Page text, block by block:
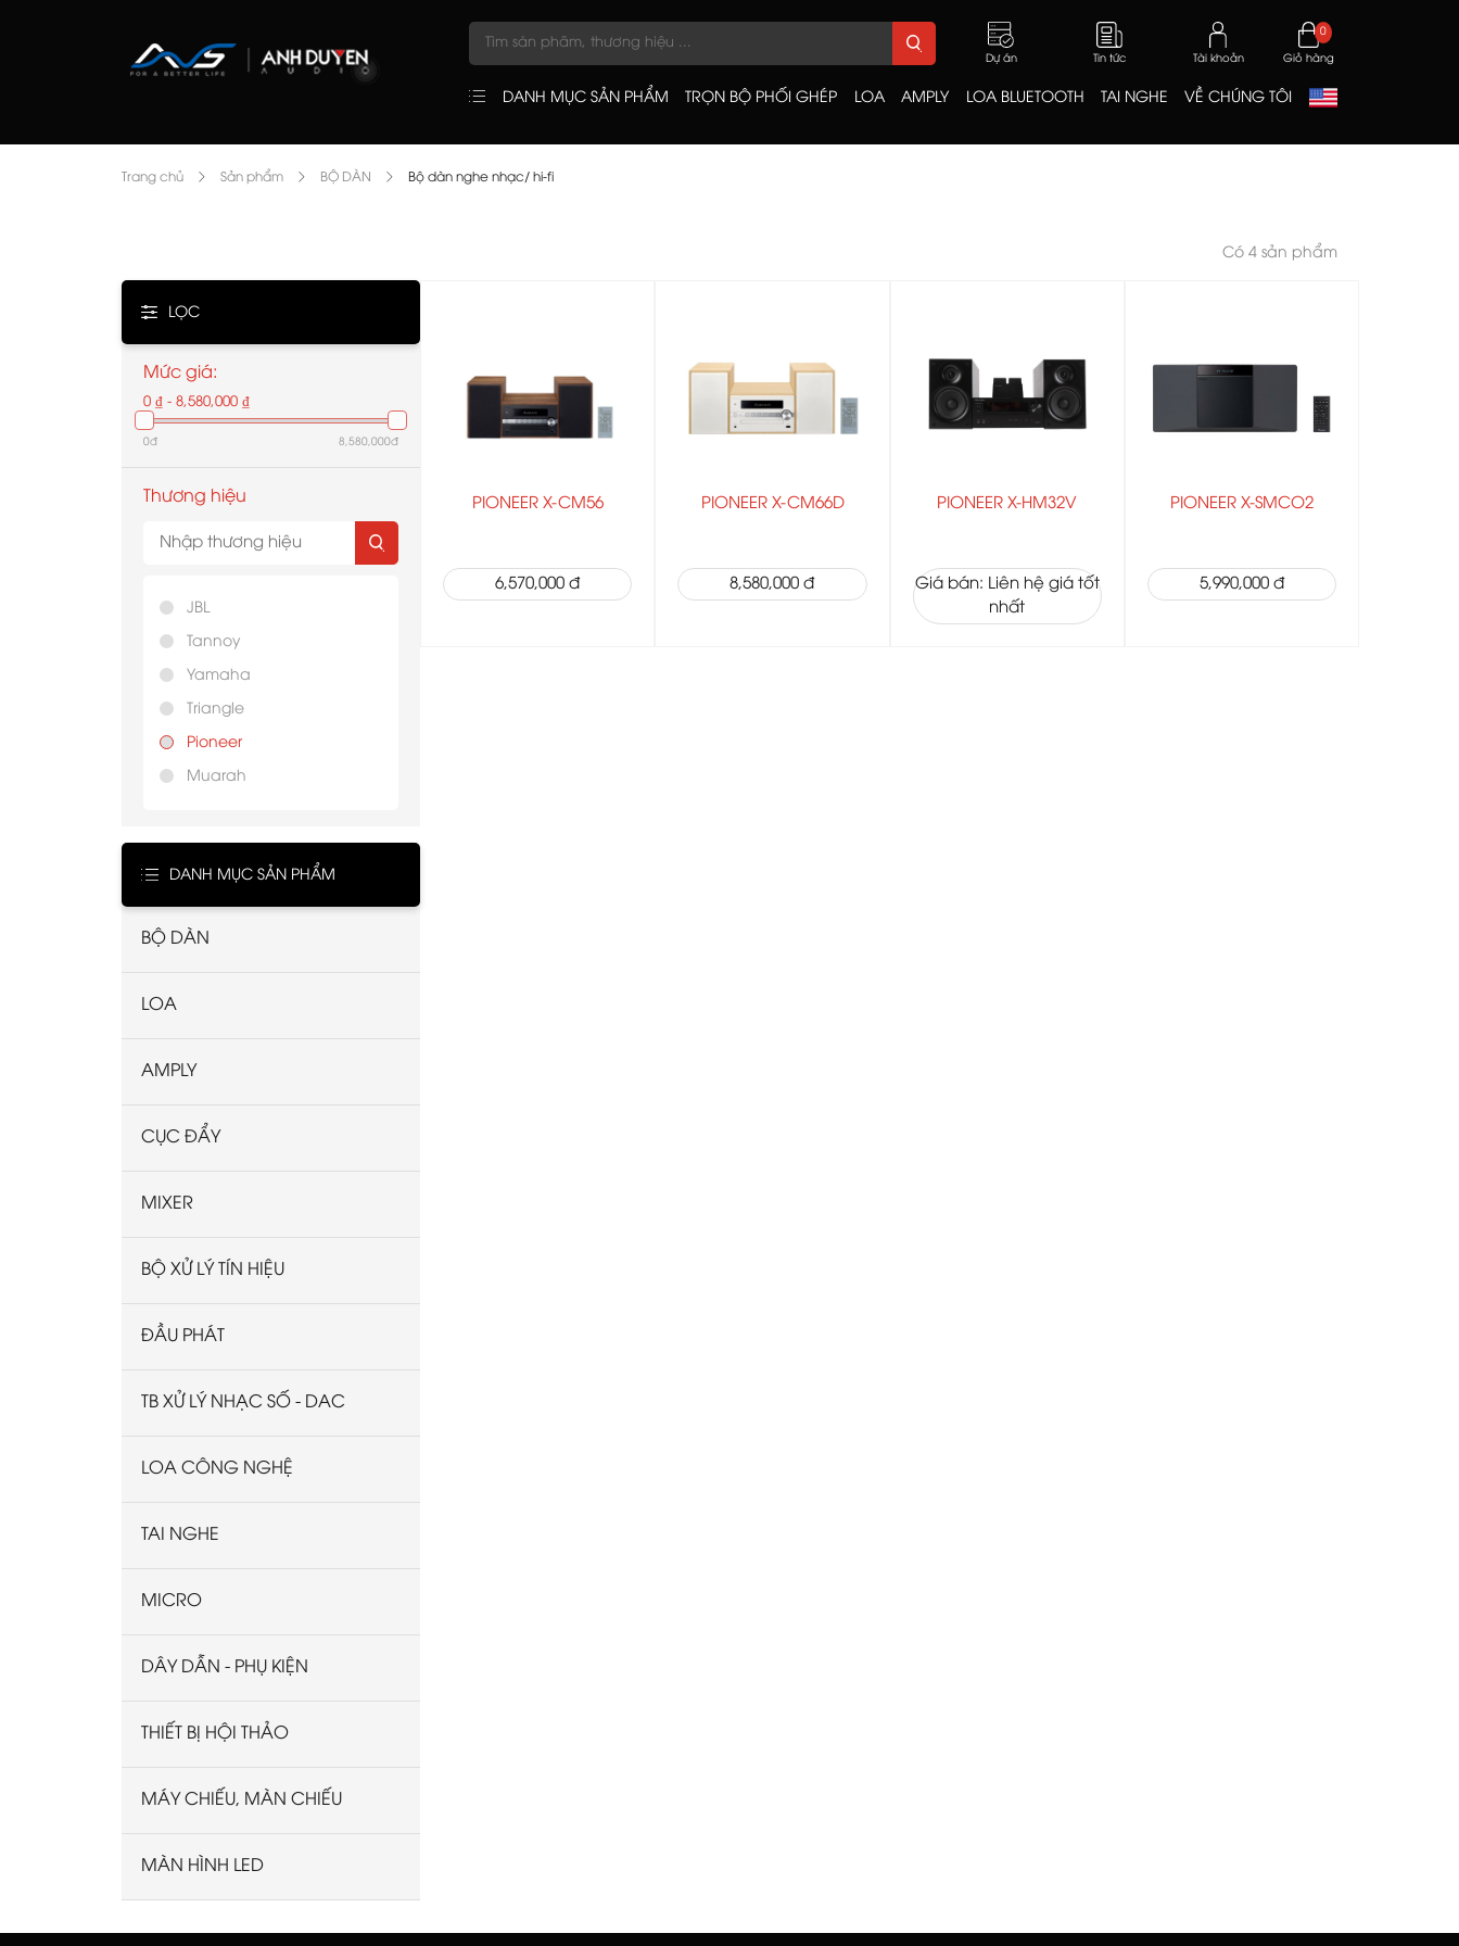
Dự án Tin tức Tài khoản Giỏ hàng
0
DANH MỤC SẢN PHẨM TRỌN BỘ PHỐI GHÉP LOA AMPLY LOA BLUETOOTH TAI NGHE VỀ CHÚNG TÔI
Trang chủ Sản phẩm BỘ DÀN Bộ dàn nghe nhạc/ hi-fi
LỌC
Mức giá:
0 ₫ - 8,580,000 ₫
0đ 8,580,000đ
Thương hiệu
JBL
Tannoy
Yamaha
Triangle
Pioneer
Muarah
DANH MỤC SẢN PHẨM
BỘ DÀN
LOA
AMPLY
CỤC ĐẨY
MIXER
BỘ XỬ LÝ TÍN HIỆU
ĐẦU PHÁT
TB XỬ LÝ NHẠC SỐ - DAC
LOA CÔNG NGHỆ
TAI NGHE
MICRO
DÂY DẪN - PHỤ KIỆN
THIẾT BỊ HỘI THẢO
MÁY CHIẾU, MÀN CHIẾU
MÀN HÌNH LED
Có 4 sản phẩm
PIONEER X-CM56
6,570,000 đ
PIONEER X-CM66D
8,580,000 đ
PIONEER X-HM32V
Giá bán: Liên hệ giá tốt
nhất
PIONEER X-SMCO2
5,990,000 đ